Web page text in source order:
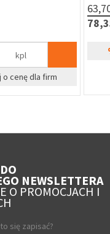
o cenę dla firm
2,57
NEWSLETTERA
O PROMOCJACH I
się zapisać?